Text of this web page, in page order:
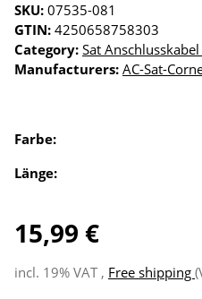
SKU: 07535-081
GTIN: 4250658758303
Category: Sat
Manufacturers: AC-Sat-
Farbe:
Länge:
15,99 €
incl. 19% VAT , Free shipping